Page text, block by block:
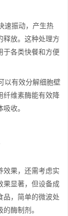
速振动，产生热
释放。这种处理方
于各类快餐和方便
以有效分解细胞壁
纤维素酶能有效降
收。
效果，还需考虑实
果显著，但设备成
品，简单的微波处
酶制剂。